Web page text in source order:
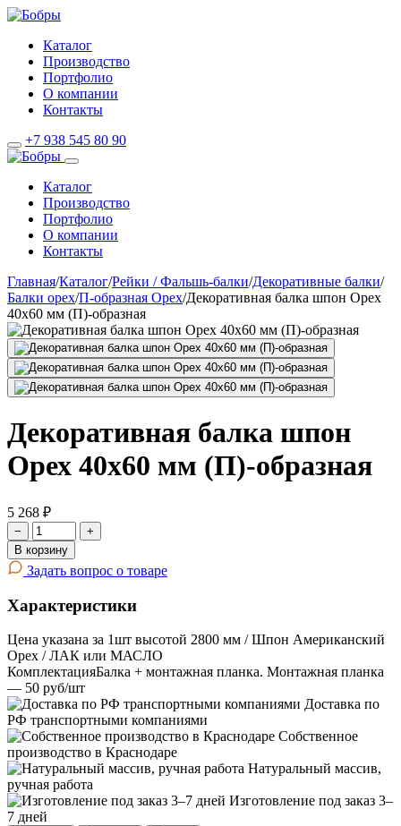
Каталог
Производство
Портфолио
О компании
Контакты
+7 938 545 80 90
Каталог
Производство
Портфолио
О компании
Контакты
Главная/Каталог/Рейки / Фальшь-балки/Декоративные балки/
Балки орех/П-образная Орех/Декоративная балка шпон Орех
40х60 мм (П)-образная
Декоративная балка шпон
Орех 40х60 мм (П)-образная
5 268 ₽
−
+
В корзину
Задать вопрос о товаре
Характеристики
Цена указана за 1шт высотой 2800 мм / Шпон Американский
Орех / ЛАК или МАСЛО
КомплектацияБалка + монтажная планка. Монтажная планка
— 50 руб/шт
Доставка по
РФ транспортными компаниями
Собственное
производство в Краснодаре
Натуральный массив,
ручная работа
Изготовление под заказ 3–
7 дней